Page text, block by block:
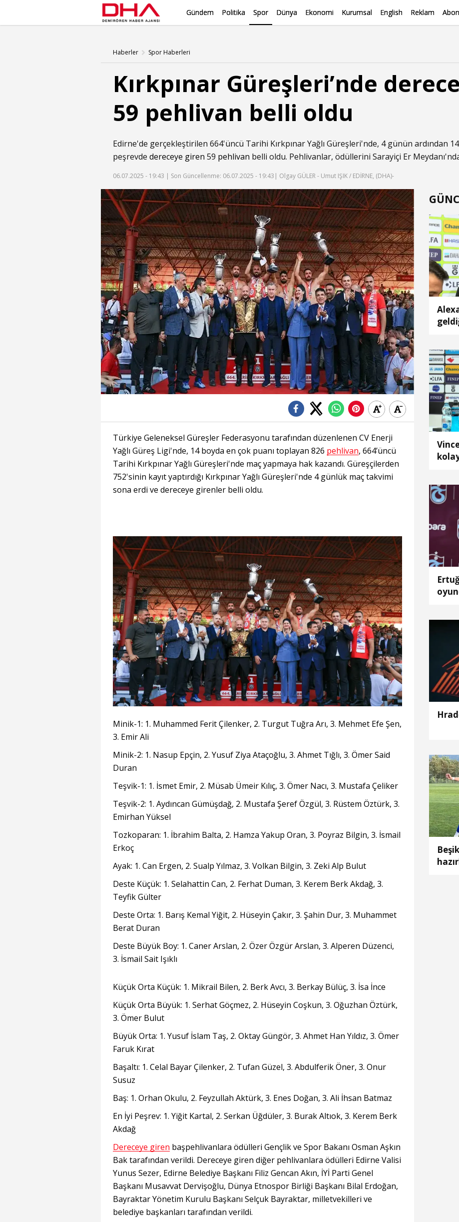
Gündem Politika Spor Dünya Ekonomi Kurumsal English Reklam
Haberler Spor Haberleri
Kırkpınar Güreşleri’nde
59 pehlivan belli oldu
Edirne'de gerçekleştirilen 664'üncü Tarihi Kırkpınar Yağlı Güreşleri'nde, 4 günün ardından
peşrevde dereceye giren 59 pehlivan belli oldu. Pehlivanlar, ödüllerini Sarayiçi Er
06.07.2025 - 19:43 | Son Güncellenme: 06.07.2025 - 19:43 | Olgay GÜLER - Umut IŞIK / EDİRNE, (DHA)-
Türkiye Geleneksel Güreşler Federasyonu tarafından düzenlenen CV Enerji
Yağlı Güreş Ligi'nde, 14 boyda en çok puanı toplayan 826 pehlivan, 664’üncü
Tarihi Kırkpınar Yağlı Güreşleri'nde maç yapmaya hak kazandı. Güreşçilerden
752'sinin kayıt yaptırdığı Kırkpınar Yağlı Güreşleri'nde 4 günlük maç takvimi
sona erdi ve dereceye girenler belli oldu.
Minik-1: 1. Muhammed Ferit Çilenker, 2. Turgut Tuğra Arı, 3. Mehmet Efe Şen,
3. Emir Ali
Minik-2: 1. Nasup Epçin, 2. Yusuf Ziya Ataçoğlu, 3. Ahmet Tığlı, 3. Ömer Said
Duran
Teşvik-1: 1. İsmet Emir, 2. Müsab Ümeir Kılıç, 3. Ömer Nacı, 3. Mustafa Çeliker
Teşvik-2: 1. Aydıncan Gümüşdağ, 2. Mustafa Şeref Özgül, 3. Rüstem Öztürk, 3.
Emirhan Yüksel
Tozkoparan: 1. İbrahim Balta, 2. Hamza Yakup Oran, 3. Poyraz Bilgin, 3. İsmail
Erkoç
Ayak: 1. Can Ergen, 2. Sualp Yılmaz, 3. Volkan Bilgin, 3. Zeki Alp Bulut
Deste Küçük: 1. Selahattin Can, 2. Ferhat Duman, 3. Kerem Berk Akdağ, 3.
Teyfik Gülter
Deste Orta: 1. Barış Kemal Yiğit, 2. Hüseyin Çakır, 3. Şahin Dur, 3. Muhammet
Berat Duran
Deste Büyük Boy: 1. Caner Arslan, 2. Özer Özgür Arslan, 3. Alperen Düzenci,
3. İsmail Sait Işıklı
Küçük Orta Küçük: 1. Mikrail Bilen, 2. Berk Avcı, 3. Berkay Bülüç, 3. İsa İnce
Küçük Orta Büyük: 1. Serhat Göçmez, 2. Hüseyin Coşkun, 3. Oğuzhan Öztürk,
3. Ömer Bulut
Büyük Orta: 1. Yusuf İslam Taş, 2. Oktay Güngör, 3. Ahmet Han Yıldız, 3. Ömer
Faruk Kırat
Başaltı: 1. Celal Bayar Çilenker, 2. Tufan Güzel, 3. Abdulferik Öner, 3. Onur
Susuz
Baş: 1. Orhan Okulu, 2. Feyzullah Aktürk, 3. Enes Doğan, 3. Ali İhsan Batmaz
En İyi Peşrev: 1. Yiğit Kartal, 2. Serkan Üğdüler, 3. Burak Altıok, 3. Kerem Berk
Akdağ
Dereceye giren başpehlivanlara ödülleri Gençlik ve Spor Bakanı Osman Aşkın
Bak tarafından verildi. Dereceye giren diğer pehlivanlara ödülleri Edirne Valisi
Yunus Sezer, Edirne Belediye Başkanı Filiz Gencan Akın, İYİ Parti Genel
Başkanı Musavvat Dervişoğlu, Dünya Etnospor Birliği Başkanı Bilal Erdoğan,
Bayraktar Yönetim Kurulu Başkanı Selçuk Bayraktar, milletvekilleri ve
belediye başkanları tarafından verildi.